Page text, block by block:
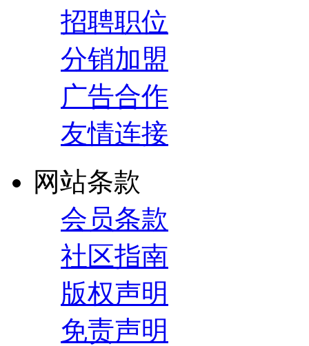
招聘职位
分销加盟
广告合作
友情连接
网站条款
会员条款
社区指南
版权声明
免责声明